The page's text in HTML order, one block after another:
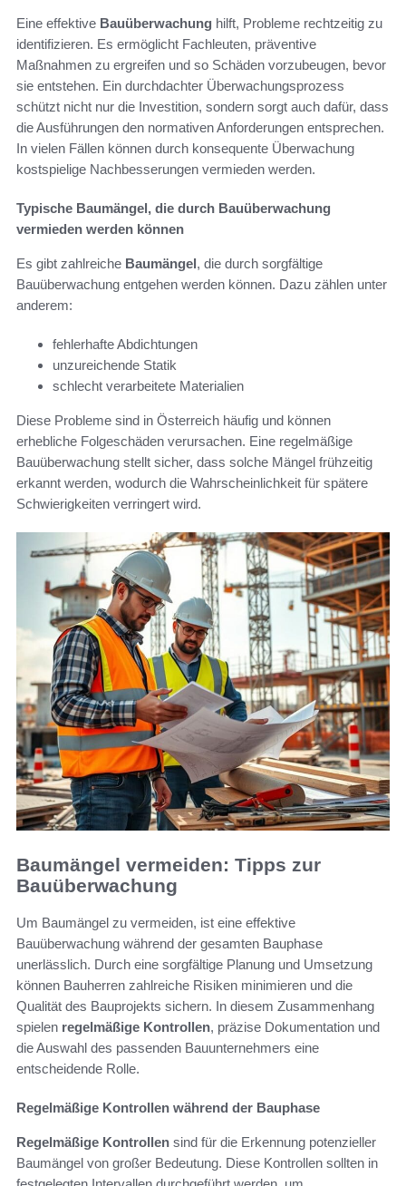
Eine effektive Bauüberwachung hilft, Probleme rechtzeitig zu
identifizieren. Es ermöglicht Fachleuten, präventive
Maßnahmen zu ergreifen und so Schäden vorzubeugen, bevor
sie entstehen. Ein durchdachter Überwachungsprozess
schützt nicht nur die Investition, sondern sorgt auch dafür, dass
die Ausführungen den normativen Anforderungen entsprechen.
In vielen Fällen können durch konsequente Überwachung
kostspielige Nachbesserungen vermieden werden.
Typische Baumängel, die durch Bauüberwachung
vermieden werden können
Es gibt zahlreiche Baumängel, die durch sorgfältige
Bauüberwachung entgehen werden können. Dazu zählen unter
anderem:
fehlerhafte Abdichtungen
unzureichende Statik
schlecht verarbeitete Materialien
Diese Probleme sind in Österreich häufig und können
erhebliche Folgeschäden verursachen. Eine regelmäßige
Bauüberwachung stellt sicher, dass solche Mängel frühzeitig
erkannt werden, wodurch die Wahrscheinlichkeit für spätere
Schwierigkeiten verringert wird.
Baumängel vermeiden: Tipps zur
Bauüberwachung
Um Baumängel zu vermeiden, ist eine effektive
Bauüberwachung während der gesamten Bauphase
unerlässlich. Durch eine sorgfältige Planung und Umsetzung
können Bauherren zahlreiche Risiken minimieren und die
Qualität des Bauprojekts sichern. In diesem Zusammenhang
spielen regelmäßige Kontrollen, präzise Dokumentation und
die Auswahl des passenden Bauunternehmers eine
entscheidende Rolle.
Regelmäßige Kontrollen während der Bauphase
Regelmäßige Kontrollen sind für die Erkennung potenzieller
Baumängel von großer Bedeutung. Diese Kontrollen sollten in